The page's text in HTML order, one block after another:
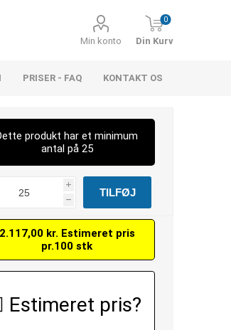
Min konto
0
Din Kurv
PRISER - FAQ KONTAKT OS
produkt har et minimum
antal på 25
i
h
2.117,00 kr. Estimeret pris
pr.100 stk
Estimeret pris?